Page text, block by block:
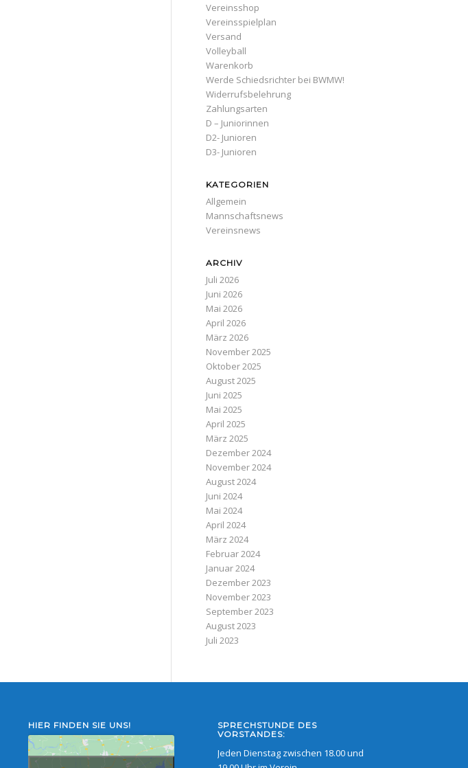
Vereinsshop
Vereinsspielplan
Versand
Volleyball
Warenkorb
Werde Schiedsrichter bei BWMW!
Widerrufsbelehrung
Zahlungsarten
D – Juniorinnen
D2- Junioren
D3- Junioren
KATEGORIEN
Allgemein
Mannschaftsnews
Vereinsnews
ARCHIV
Juli 2026
Juni 2026
Mai 2026
April 2026
März 2026
November 2025
Oktober 2025
August 2025
Juni 2025
Mai 2025
April 2025
März 2025
Dezember 2024
November 2024
August 2024
Juni 2024
Mai 2024
April 2024
März 2024
Februar 2024
Januar 2024
Dezember 2023
November 2023
September 2023
August 2023
Juli 2023
HIER FINDEN SIE UNS!
SPRECHSTUNDE DES
VORSTANDES:
Jeden Dienstag zwischen 18.00 und